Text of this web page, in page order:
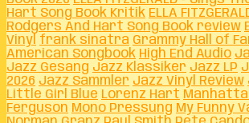
Hart Song Book Kritik ELLA
Rodgers And Hart Song Book review
Vinyl frank sinatra Grammy Hall of
American Songbook High End Audio
Jazz Gesang Jazz Klassiker Jazz LP
2026 Jazz Sammler Jazz Vinyl Review
Little Girl Blue Lorenz Hart
Ferguson Mono Pressung My Funny